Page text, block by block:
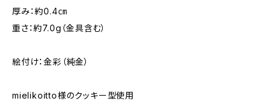
厚み：約0.4㎝
重さ：約7.0g（金具含む）
絵付け：金彩（純金）
mielikoitto様のクッキー型使用